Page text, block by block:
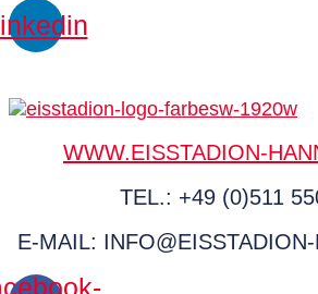
WWW.EISSTADION-
TEL.: +49 (0)511
E-MAIL: